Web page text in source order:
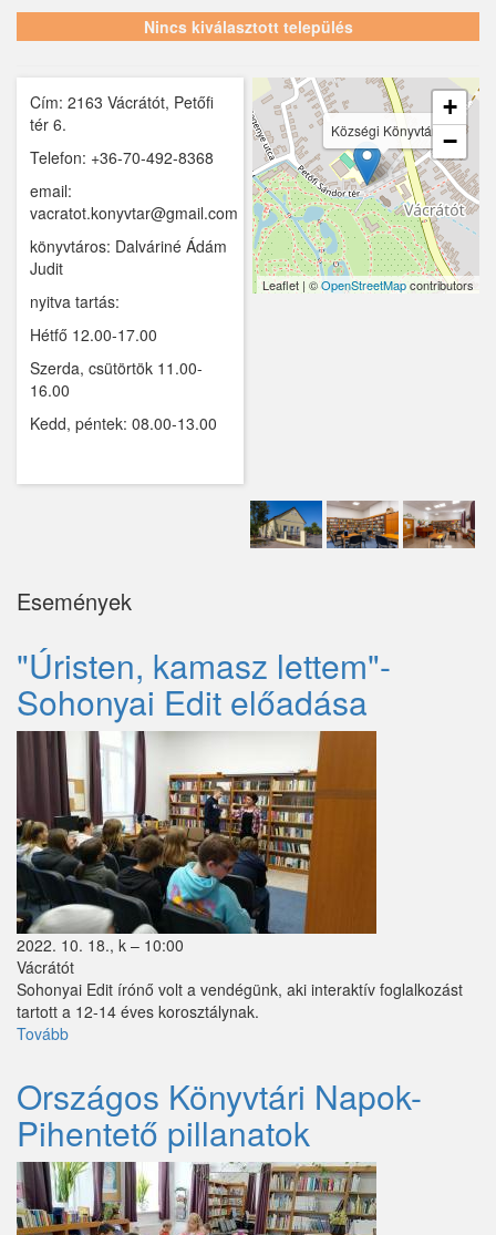
Hernád
Iklad
Ipolydamásd
Ipolytölgyes
Káva
Kemence
Kismaros
Kisnémedi
Kisoroszi
Kóspallag
Letkés
Márianosztra
Mende
Mikebuda
Monorierdő
Nagybörzsöny
Nagytarcsa
Nyáregyháza
Örkény
Pánd
Penc
Nincs kiválasztott település
Cím: 2163 Vácrátót, Petőfi
tér 6.
Telefon: +36-70-492-8368
email:
vacratot.konyvtar@gmail.com
könyvtáros: Dalváriné Ádám
Judit
nyitva tartás:
Hétfő 12.00-17.00
Szerda, csütörtök 11.00-
16.00
Kedd, péntek: 08.00-13.00
Községi Könyvtár
+
−
Leaflet | ©OpenStreetMapcontributors
Események
"Úristen, kamasz lettem"-
Sohonyai Edit előadása
2022. 10. 18., k – 10:00
Vácrátót
Sohonyai Edit írónő volt a vendégünk, aki interaktív foglalkozást
tartott a 12-14 éves korosztálynak.
Tovább
Sohonyai
előadása)
Országos Könyvtári Napok-
Pihentető pillanatok